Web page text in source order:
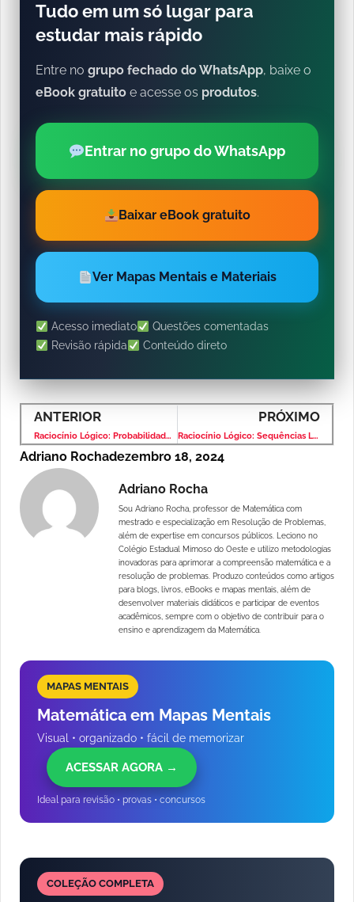
Tudo em um só lugar para
estudar mais rápido
Entre no grupo fechado do WhatsApp, baixe o
eBook gratuito e acesse os produtos.
Entrar no grupo do WhatsApp
Baixar eBook gratuito
Ver Mapas Mentais e Materiais
Acesso imediato
Questões comentadas
Revisão rápida
Conteúdo direto
ANTERIOR
Raciocínio Lógico: Probabilidade – Banca VUNESP – Nível Médio
PRÓXIMO
Raciocínio Lógico: Sequências Lógicas – Banca VUNESP – Nível Médio
Adriano Rochadezembro 18, 2024
Adriano Rocha
Sou Adriano Rocha, professor de Matemática com
mestrado e especialização em Resolução de Problemas,
além de expertise em concursos públicos. Leciono no
Colégio Estadual Mimoso do Oeste e utilizo metodologias
inovadoras para aprimorar a compreensão matemática e a
resolução de problemas. Produzo conteúdos como artigos
para blogs, livros, eBooks e mapas mentais, além de
desenvolver materiais didáticos e participar de eventos
acadêmicos, sempre com o objetivo de contribuir para o
ensino e aprendizagem da Matemática.
MAPAS MENTAIS
Matemática em Mapas Mentais
Visual • organizado • fácil de memorizar
ACESSAR AGORA →
Ideal para revisão • provas • concursos
COLEÇÃO COMPLETA